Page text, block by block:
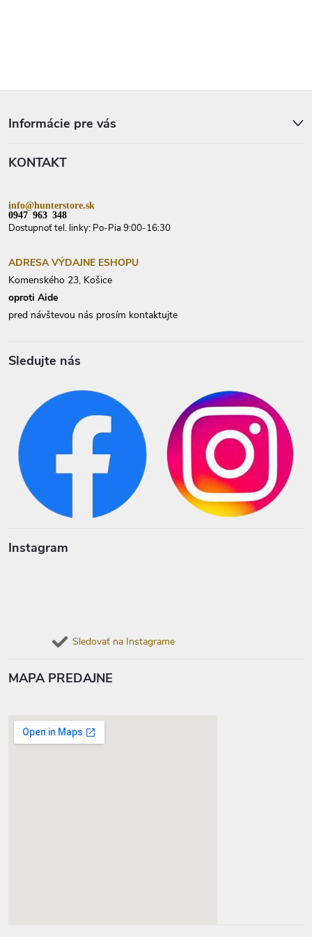
Informácie pre vás
KONTAKT
info@hunterstore.sk
0947 963 348
Dostupnoť tel. linky: Po-Pia 9:00-16:30
ADRESA VÝDAJNE ESHOPU
Komenského 23, Košice
oproti Aide
pred návštevou nás prosím kontaktujte
Sledujte nás
Instagram
Sledovať na Instagrame
MAPA PREDAJNE